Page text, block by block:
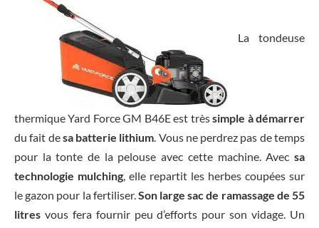
La tondeuse
thermique Yard Force GM B46E est trèssimple à démarrer
du fait desa batterie lithium. Vous ne perdrez pas de temps
pour la tonte de la pelouse avec cette machine. Avec sa
technologie mulching, elle repartit les herbes coupées sur
le gazon pour la fertiliser.Son large sac de ramassage de 55
litres vous fera fournir peu d’efforts pour son vidage. Un